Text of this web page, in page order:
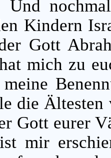
Und
Kindern
Gott
mich zu
die
Gott eurer
mir